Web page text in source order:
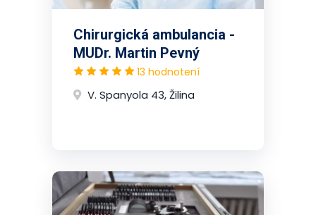
Chirurgická ambulancia -
MUDr. Martin Pevný
13 hodnotení
V. Spanyola 43, Žilina